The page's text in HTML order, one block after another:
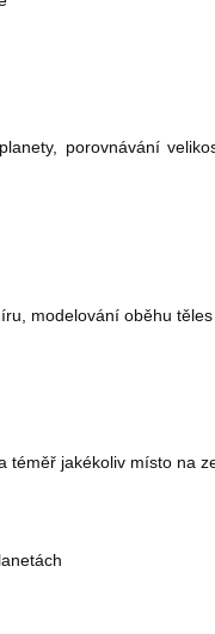
porovnávání
modelování oběhu
téměř jakékoliv místo na